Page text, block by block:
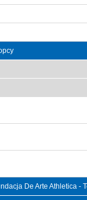
De Arte Athletica